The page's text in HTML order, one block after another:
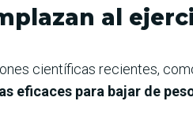
al
científicas recientes,
eficaces para bajar de